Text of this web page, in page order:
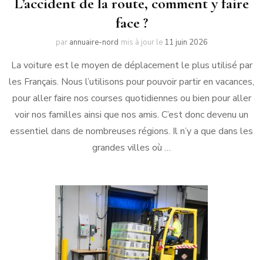
face ?
par annuaire-nord mis à jour le 11 juin 2026
La voiture est le moyen de déplacement le plus utilisé par
les Français. Nous l’utilisons pour pouvoir partir en vacances,
pour aller faire nos courses quotidiennes ou bien pour aller
voir nos familles ainsi que nos amis. C’est donc devenu un
essentiel dans de nombreuses régions. Il n’y a que dans les
grandes villes où …